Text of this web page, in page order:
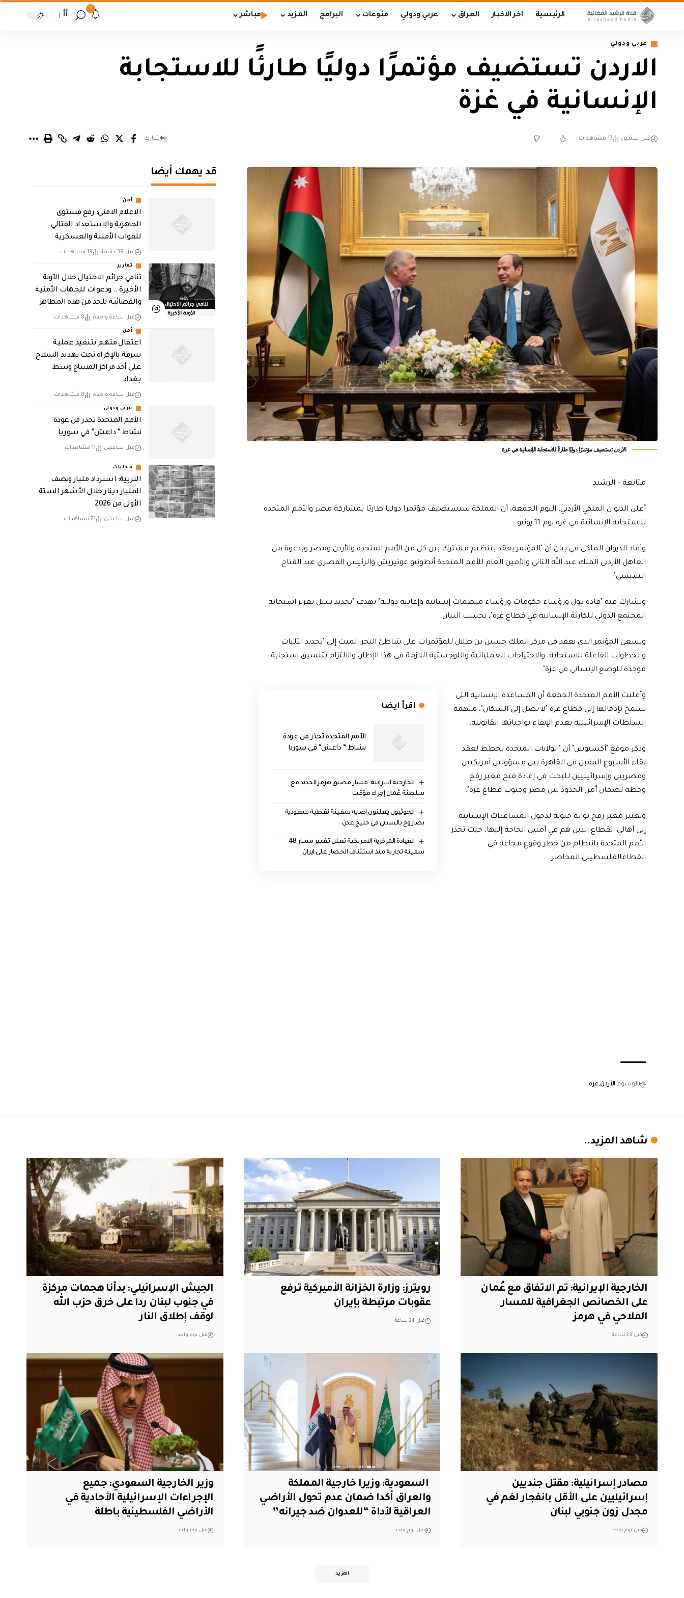
الرئيسية اخر الاخبار العراق عربي ودولي منوعات البرامج المزيد مباشر
9
أأ
عربي ودولي
الاردن تستضيف مؤتمرًا دوليًا طارئًا للاستجابة
الإنسانية في غزة
قبل سنتين 17 مشاهدات شارك
الاردن تستضيف مؤتمرًا دوليًا طارئًا للاستجابة الإنسانية في غزة
متابعة – الرشيد
‎أعلن الديوان الملكي الأردني، اليوم الجمعة، أن المملكة سيستضيف مؤتمرا دوليا طارئا بمشاركة مصر والأمم المتحدة
للاستجابة الإنسانية في غزة يوم 11 يونيو.
‎وأفاد الديوان الملكي في بيان أن "المؤتمر يعقد بتنظيم مشترك بين كل من الأمم المتحدة والأردن ومصر وبدعوة من
العاهل الأردني الملك عبد الله الثاني والأمين العام للأمم المتحدة أنطونيو غوتيريش والرئيس المصري عبد الفتاح
السيسي".
‎ويشارك فيه "قادة دول ورؤساء حكومات ورؤساء منظمات إنسانية وإغاثية دولية" بهدف "تحديد سبل تعزيز استجابة
المجتمع الدولي للكارثة الإنسانية في قطاع غزة"، بحسب البيان.
‎ويسعى المؤتمر الذي يعقد في مركز الملك حسين بن طلال للمؤتمرات على شاطئ البحر الميت إلى "تحديد الآليات
والخطوات الفاعلة للاستجابة، والاحتياجات العملياتية واللوجستية اللازمة في هذا الإطار، والالتزام بتنسيق استجابة
موحدة للوضع الإنساني في غزة".
اقرأ ايضا
الأمم المتحدة تحذر من عودة
نشاط ” داعش” في سوريا
الخارجية الايرانية: مسار مضيق هرمز الجديد مع
سلطنة عُمان إجراء مؤقت
الحوثيون يعلنون اصابة سفينة نفطية سعودية
بصاروخ باليستي في خليج عدن
القيادة المركزية الامريكية تعلن تغيير مسار 48
سفينة تجارية منذ استئناف الحصار على ايران
‎وأعلنت الأمم المتحدة الجمعة أن المساعدة الإنسانية التي
يسمح بإدخالها إلى قطاع غزة "لا تصل إلى السكان"، متهمة
السلطات الإسرائيلية بعدم الإيفاء بواجباتها القانونية.
‎وذكر موقع "أكسيوس" أن "الولايات المتحدة تخطط لعقد
لقاء الأسبوع المقبل في القاهرة بين مسؤولين أمريكيين
ومصريين وإسرائيليين للبحث في إعادة فتح معبر رفح
وخطة لضمان أمن الحدود بين مصر وجنوب قطاع غزة".
‎ويعتبر معبر رفح بوابة حيوية لدخول المساعدات الإنسانية
إلى أهالي القطاع الذين هم في أمس الحاجة إليها، حيث تحذر
الأمم المتحدة بانتظام من خطر وقوع مجاعة في
القطاعالفلسطيني المحاصر.
الوسوم الأردن غزة
قد يهمك أيضا
أمن
الاعلام الامني: رفع مستوى
الجاهزية والاستعداد القتالي
للقوات الأمنية والعسكرية
قبل 39 دقيقة 19 مشاهدات
تقارير
تنامي جرائم الاحتيال خلال الآونة
الأخيرة .. ودعوات للجهات الأمنية
والقضائية للحد من هذه المظاهر
قبل ساعة واحدة 8 مشاهدات
أمن
اعتقال متهم بتنفيذ عملية
سرقة بالإكراه تحت تهديد السلاح
على أحد مراكز المساج وسط
بغداد
قبل ساعة واحدة 8 مشاهدات
عربي ودولي
الأمم المتحدة تحذر من عودة
نشاط ” داعش” في سوريا
قبل ساعتين 11 مشاهدات
محليات
التربية: استرداد مليار ونصف
المليار دينار خلال الأشهر الستة
الأولى من 2026
قبل ساعتين 21 مشاهدات
شاهد المزيد..
‏الخارجية الإيرانية: تم الاتفاق مع عُمان
على الخصائص الجغرافية للمسار
الملاحي في هرمز
قبل 23 ساعة
‏رويترز: وزارة الخزانة الأميركية ترفع
عقوبات مرتبطة بإيران
قبل 24 ساعة
الجيش الإسرائيلي: بدأنا هجمات مركزة
في جنوب لبنان ردا على خرق حزب الله
لوقف إطلاق النار
قبل يوم واحد
مصادر إسرائيلية: مقتل جنديين
إسرائيليين على الأقل بانفجار لغم في
مجدل زون جنوبي لبنان
قبل يوم واحد
‏ السعودية: وزيرا خارجية المملكة
والعراق أكدا ضمان عدم تحول الأراضي
العراقية لأداة “للعدوان ضد جيرانه”
قبل يوم واحد
وزير الخارجية السعودي: جميع
الإجراءات الإسرائيلية الأحادية في
الأراضي الفلسطينية باطلة
قبل يوم واحد
المزيد